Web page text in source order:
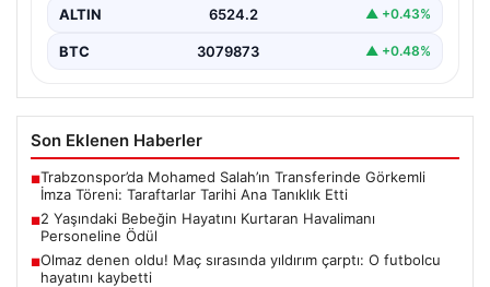
ALTIN 6524.2 ▲ +0.43%
BTC 3079873 ▲ +0.48%
Son Eklenen Haberler
■Trabzonspor’da Mohamed Salah’ın Transferinde Görkemli
İmza Töreni: Taraftarlar Tarihi Ana Tanıklık Etti
■2 Yaşındaki Bebeğin Hayatını Kurtaran Havalimanı
Personeline Ödül
■Olmaz denen oldu! Maç sırasında yıldırım çarptı: O futbolcu
hayatını kaybetti